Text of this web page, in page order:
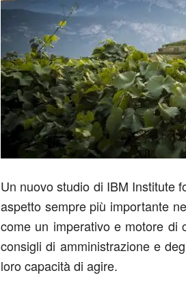
Un nuovo studio di IBM Institute
aspetto sempre più importante
come un imperativo e motore di
consigli di amministrazione e
loro capacità di agire.